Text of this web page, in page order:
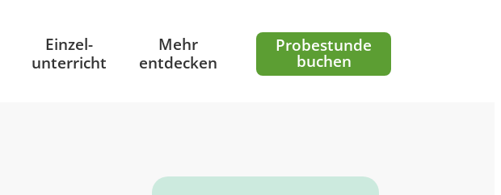
Einzel-
unterricht
Mehr
entdecken
Probestunde
buchen